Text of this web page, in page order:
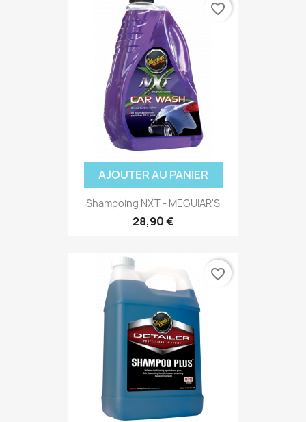
AJOUTER AU PANIER
Shampoing NXT - MEGUIAR'S
28,90 €
favorite_border
favorite_border